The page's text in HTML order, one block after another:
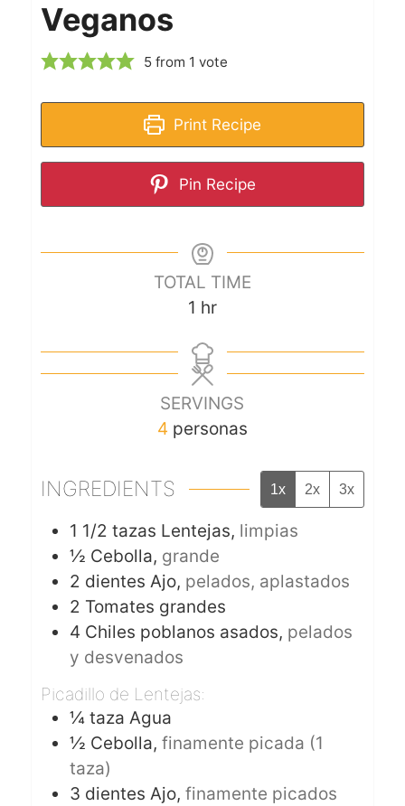
Veganos
5 from 1 vote
Print Recipe
Pin Recipe
TOTAL TIME
1 hr
SERVINGS
4 personas
INGREDIENTS 1x 2x 3x
1 1/2 tazas Lentejas, limpias
½ Cebolla, grande
2 dientes Ajo, pelados, aplastados
2 Tomates grandes
4 Chiles poblanos asados, pelados
y desvenados
Picadillo de Lentejas:
¼ taza Agua
½ Cebolla, finamente picada (1
taza)
3 dientes Ajo, finamente picados